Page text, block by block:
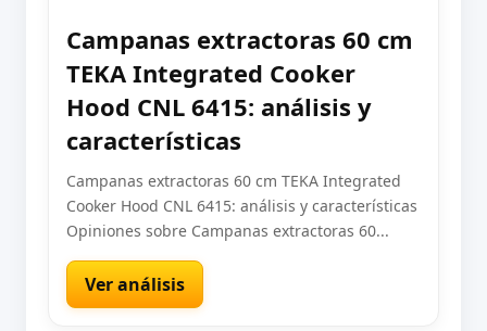
Campanas extractoras 60 cm
TEKA Integrated Cooker
Hood CNL 6415: análisis y
características
Campanas extractoras 60 cm TEKA Integrated
Cooker Hood CNL 6415: análisis y características
Opiniones sobre Campanas extractoras 60...
Ver análisis